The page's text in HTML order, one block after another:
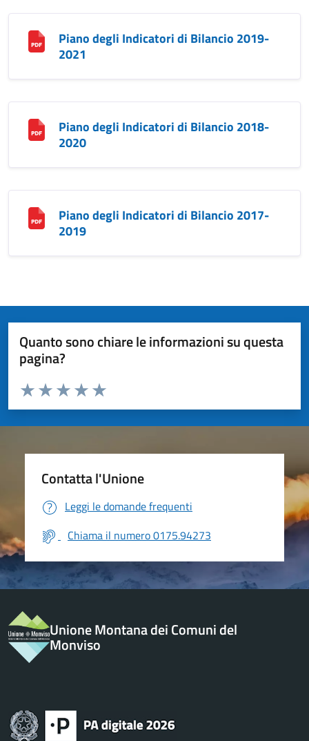
Piano degli Indicatori di Bilancio 2019-
2021
Piano degli Indicatori di Bilancio 2018-
2020
Piano degli Indicatori di Bilancio 2017-
2019
Quanto sono chiare le informazioni su questa
pagina?
Valuta da 1 a 5 stelle la pagina
Valuta 5 stelle su 5
Valuta 4 stelle su 5
Valuta 3 stelle su 5
Valuta 2 stelle su 5
Valuta 1 stelle su 5
Contatta l'Unione
Leggi le domande frequenti
Chiama il numero 0175.94273
Unione Montana dei Comuni del
Monviso